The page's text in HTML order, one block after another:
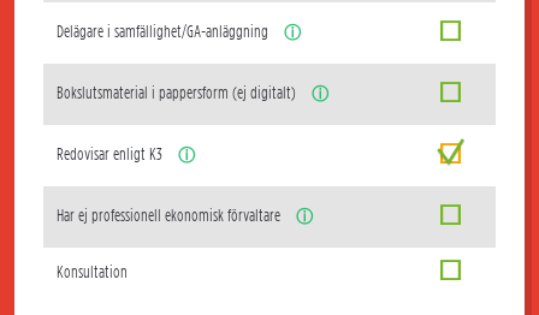
Delägare i samfällighet/GA-anläggning ⓘ
Bokslutsmaterial i pappersform (ej digitalt) ⓘ
Redovisar enligt K3 ⓘ
Har ej professionell ekonomisk förvaltare ⓘ
Konsultation